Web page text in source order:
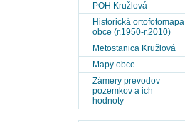
POH Kružlová
Historická ortofotomapa
obce (r.1950-r.2010)
Metostanica Kružlová
Mapy obce
Zámery prevodov
pozemkov a ich
hodnoty